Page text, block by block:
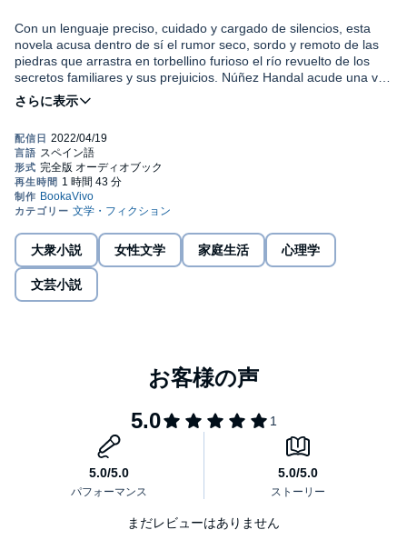
Con un lenguaje preciso, cuidado y cargado de silencios, esta
novela acusa dentro de sí el rumor seco, sordo y remoto de las
piedras que arrastra en torbellino furioso el río revuelto de los
secretos familiares y sus prejuicios. Núñez Handal acude una vez
más a la tradición literaria de la locura como ficción, en esta
historia de mujeres que se miran al espejo, sin el miedo de verse
apenas con la luz con que ilumina y salva al final del camino, la
verdad.
©2015 Vanessa Núñez Handal (P)2022 BookaVivo
大衆小説 女性文学 家庭生活 心理学
文芸小説
まだレビューはありません